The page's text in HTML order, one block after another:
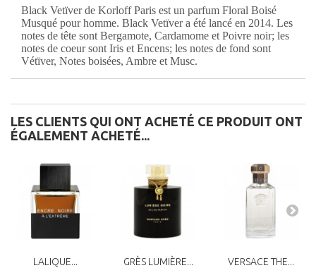
Black Vetïver de Korloff Paris est un parfum Floral Boisé
Musqué pour homme. Black Vetïver a été lancé en 2014. Les
notes de tête sont Bergamote, Cardamome et Poivre noir; les
notes de coeur sont Iris et Encens; les notes de fond sont
Vétïver, Notes boisées, Ambre et Musc.
LES CLIENTS QUI ONT ACHETÉ CE PRODUIT ONT
ÉGALEMENT ACHETÉ...
LALIQUE... GRÈS LUMIÈRE... VERSACE THE...